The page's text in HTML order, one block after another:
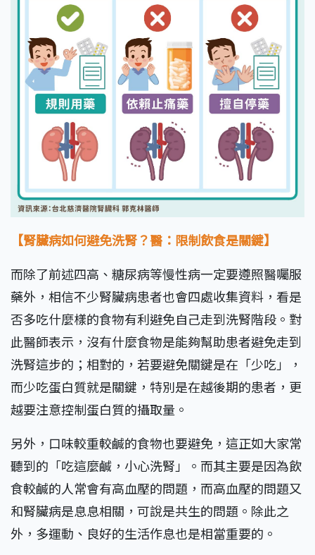
【腎臟病如何避免洗腎？醫：限制飲食是關鍵】
而除了前述四高、糖尿病等慢性病一定要遵照醫囑服
藥外，相信不少腎臟病患者也會四處收集資料，看是
否多吃什麼樣的食物有利避免自己走到洗腎階段。對
此醫師表示，沒有什麼食物是能夠幫助患者避免走到
洗腎這步的；相對的，若要避免關鍵是在「少吃」，
而少吃蛋白質就是關鍵，特別是在越後期的患者，更
越要注意控制蛋白質的攝取量。
另外，口味較重較鹹的食物也要避免，這正如大家常
聽到的「吃這麼鹹，小心洗腎」。而其主要是因為飲
食較鹹的人常會有高血壓的問題，而高血壓的問題又
和腎臟病是息息相關，可說是共生的問題。除此之
外，多運動、良好的生活作息也是相當重要的。